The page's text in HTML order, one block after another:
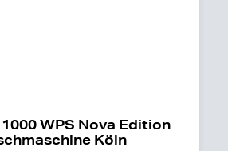
WPS Nova Edition
Köln